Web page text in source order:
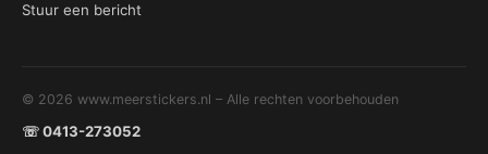
Stuur een bericht
© 2026 www.meerstickers.nl – Alle rechten voorbehouden
☏ 0413-273052